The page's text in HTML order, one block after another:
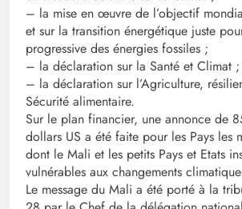
– la mise en œuvre de l’objectif
et sur la transition énergétique juste
progressive des énergies fossiles ;
– la déclaration sur la Santé et Climat ;
– la déclaration sur l’Agriculture,
Sécurité alimentaire.
Sur le plan financier, une annonce de
dollars US a été faite pour les Pays les
dont le Mali et les petits Pays et Etats
vulnérables aux changements
Le message du Mali a été porté à la